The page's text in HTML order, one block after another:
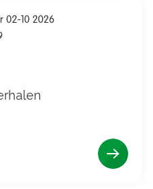
02-10 2026
vernieuwen